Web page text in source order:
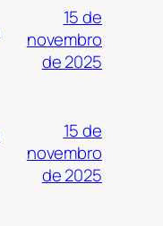
15 de
novembro
de 2025
15 de
novembro
de 2025